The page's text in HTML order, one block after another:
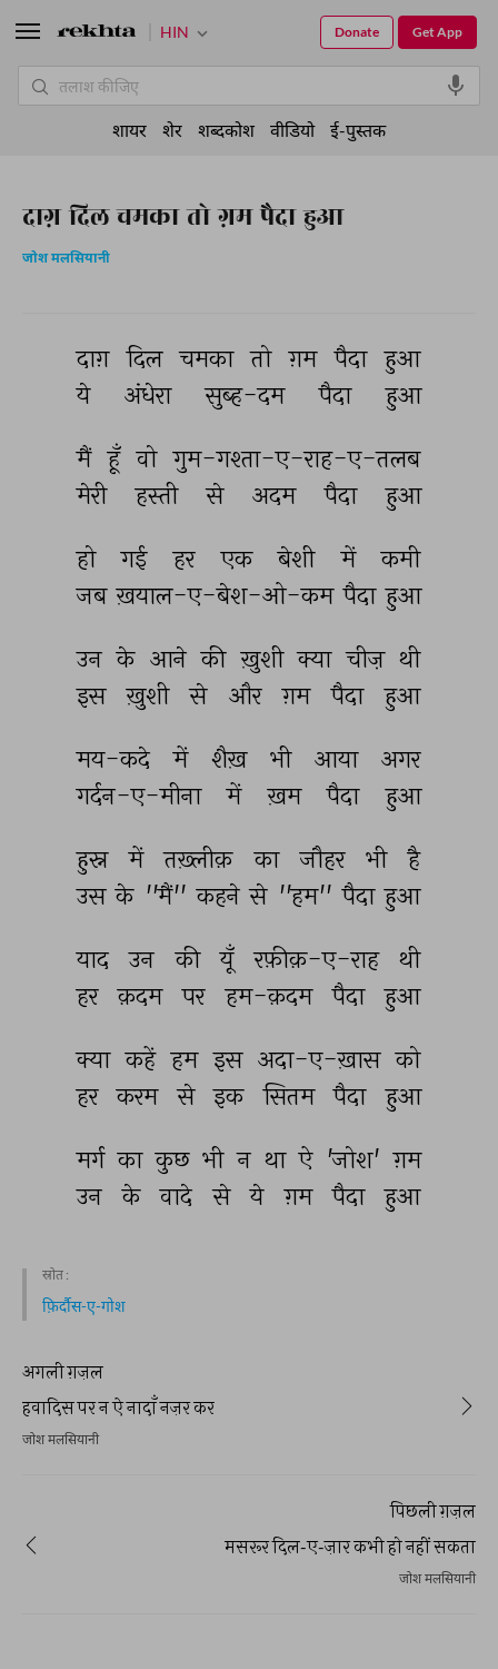
दाग़ दिल चमका तो ग़म पैदा हुआ
जोश मलसियानी
दाग़ दिल चमका तो ग़म पैदा हुआ
ये
अंधेरा सुब्ह-दम पैदा हुआ
मैं हूँ वो गुम-गश्ता-ए-राह-ए-तलब
मेरी
हस्ती से अदम पैदा हुआ
हो गई हर एक बेशी में
कमी
जब ख़याल-ए-बेश-ओ-कम पैदा हुआ
उन के आने की ख़ुशी क्या चीज़ थी
इस
ख़ुशी से और ग़म पैदा हुआ
मय-कदे में शैख़ भी आया
अगर
गर्दन-ए-मीना
में ख़म पैदा हुआ
हुस्न में तख़्लीक़ का जौहर भी
है
उस के ''मैं'' कहने से ''हम'' पैदा हुआ
याद उन की यूँ रफ़ीक़-ए-राह
थी
हर
क़दम पर हम-क़दम पैदा हुआ
क्या कहें हम इस अदा-ए-ख़ास को
हर करम से इक सितम पैदा हुआ
मर्ग का कुछ भी न था ऐ 'जोश' ग़म
उन
के वादे से ये ग़म पैदा हुआ
स्रोत :
फ़िर्दौस-ए-गोश
अगली ग़ज़ल
हवादिस पर न ऐ नादाँ नज़र कर
जोश मलसियानी
पिछली ग़ज़ल
मसरूर दिल-ए-ज़ार कभी हो नहीं सकता
जोश मलसियानी
HIN Get App
Donate
शायर शेर शब्दकोश वीडियो ई-पुस्तक